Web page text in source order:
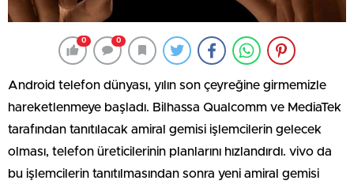
0 0
Android telefon dünyası, yılın son çeyreğine girmemizle
hareketlenmeye başladı. Bilhassa Qualcomm ve MediaTek
tarafından tanıtılacak amiral gemisi işlemcilerin gelecek
olması, telefon üreticilerinin planlarını hızlandırdı. vivo da
bu işlemcilerin tanıtılmasından sonra yeni amiral gemisi